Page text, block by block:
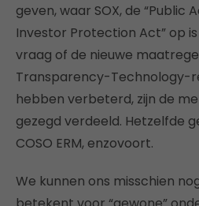
geven, waar SOX, de “Public
Investor Protection Act” op
vraag of de nieuwe
Transparency-Technology-
hebben verbeterd, zijn de
gezegd verdeeld. Hetzelfde
COSO ERM, enzovoort.
We kunnen ons misschien